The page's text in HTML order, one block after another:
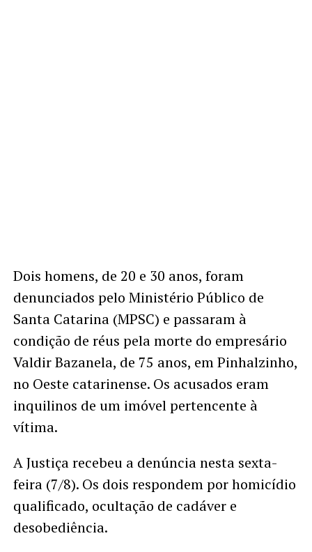
Dois homens, de 20 e 30 anos, foram
denunciados pelo Ministério Público de
Santa Catarina (MPSC) e passaram à
condição de réus pela morte do empresário
Valdir Bazanela, de 75 anos, em Pinhalzinho,
no Oeste catarinense. Os acusados eram
inquilinos de um imóvel pertencente à
vítima.
A Justiça recebeu a denúncia nesta sexta-
feira (7/8). Os dois respondem por homicídio
qualificado, ocultação de cadáver e
desobediência.